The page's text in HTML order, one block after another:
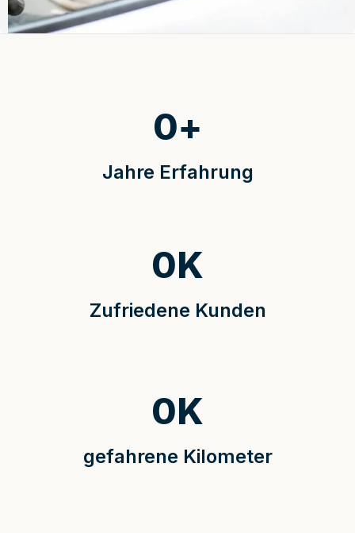
Jahre Erfahrung
0+
Zufriedene Kunden
0K
gefahrene Kilometer
0K